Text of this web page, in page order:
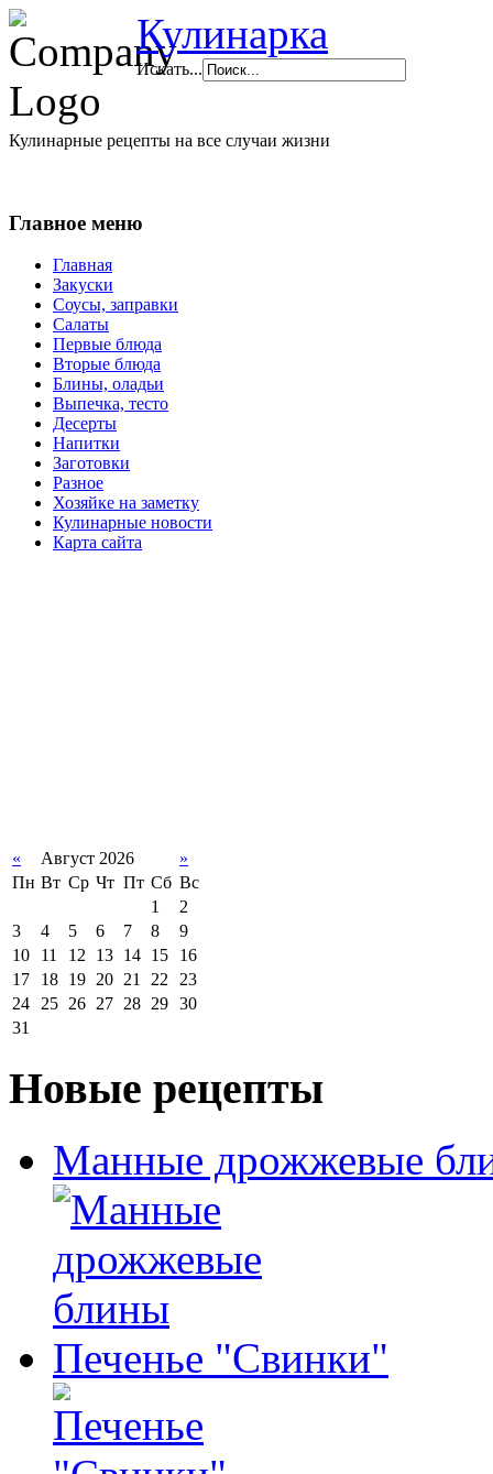
Кулинарка
Искать...
Кулинарные рецепты на все случаи жизни
Главное меню
Главная
Закуски
Соусы, заправки
Салаты
Первые блюда
Вторые блюда
Блины, оладьи
Выпечка, тесто
Десерты
Напитки
Заготовки
Разное
Хозяйке на заметку
Кулинарные новости
Карта сайта
« Август 2026
»
Пн Вт Ср Чт Пт Сб Вс
1
2
3
4 5 6 7 8
9
10
11 12 13 14 15
16
17
18 19 20 21 22 23
24 25 26 27 28 29 30
31
Новые рецепты
Манные дрожжевые
Печенье "Свинки"